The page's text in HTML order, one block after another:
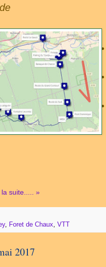
suite..... »
, Foret de Chaux, VTT
2017